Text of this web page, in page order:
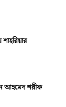
আহমেদ শরীফ